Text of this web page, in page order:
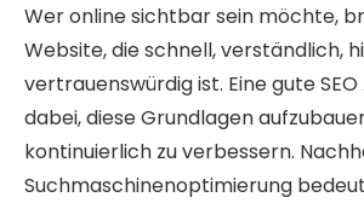
Wer online sichtbar sein möchte,
Website, die schnell, verständlich,
vertrauenswürdig ist. Eine gute
dabei, diese Grundlagen
kontinuierlich zu verbessern.
Suchmaschinenoptimierung